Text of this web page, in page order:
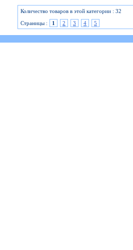
Количество товаров в этой категории : 32
Страницы :
1 2 3 4 5